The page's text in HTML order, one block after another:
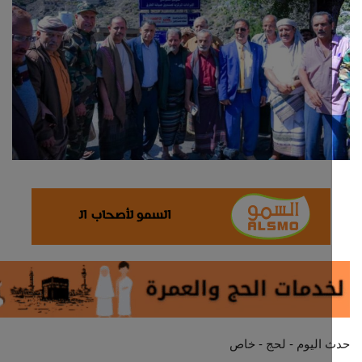
ثقافة وفن
اقتصاد
التقارير والحوارات
مؤسسة حدث اليوم
العالمية
منصة حرة
اليوم - لحج - خاص